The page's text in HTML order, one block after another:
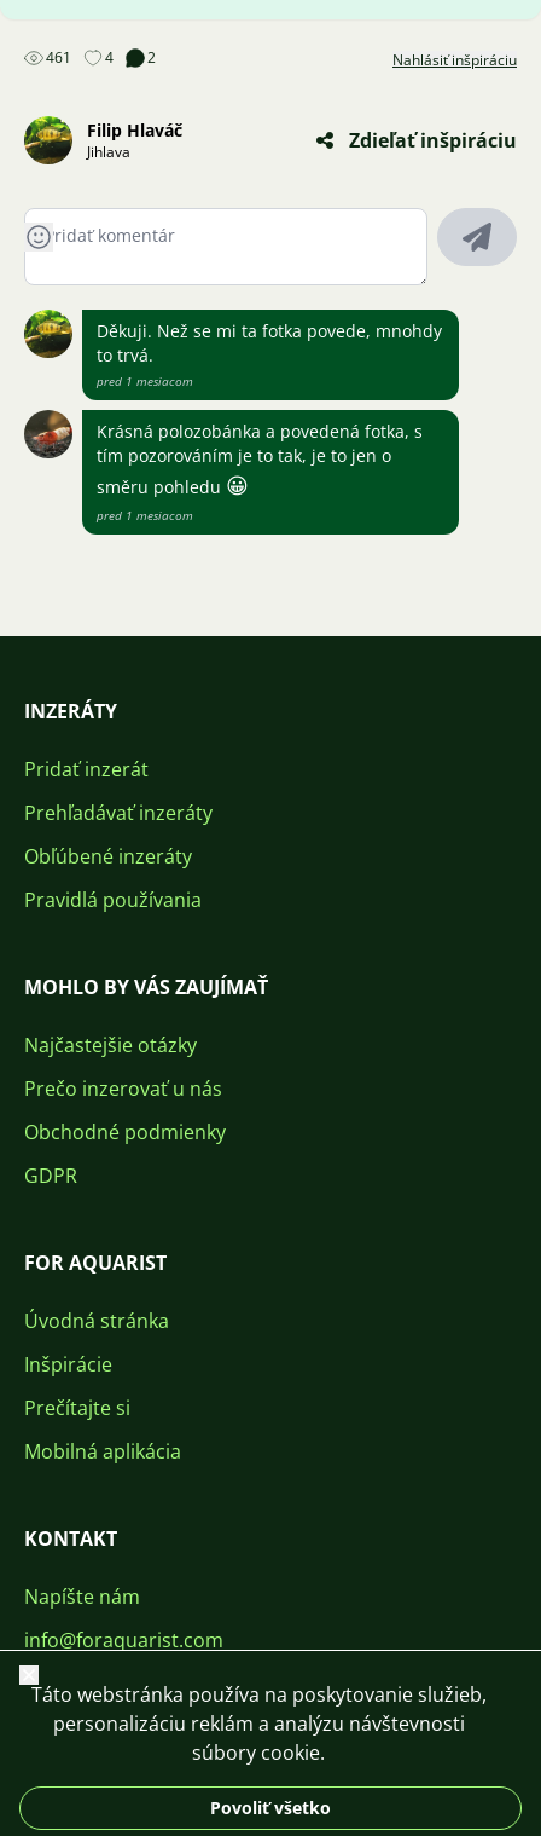
461 4 2 Nahlásiť inšpiráciu
Filip Hlaváč
Jihlava Zdieľať inšpiráciu
Děkuji. Než se mi ta fotka povede, mnohdy
to trvá.
pred 1 mesiacom
Krásná polozobánka a povedená fotka, s
tím pozorováním je to tak, je to jen o
směru pohledu 😀
pred 1 mesiacom
INZERÁTY
Pridať inzerát
Prehľadávať inzeráty
Obľúbené inzeráty
Pravidlá používania
MOHLO BY VÁS ZAUJÍMAŤ
Najčastejšie otázky
Prečo inzerovať u nás
Obchodné podmienky
GDPR
FOR AQUARIST
Úvodná stránka
Inšpirácie
Prečítajte si
Mobilná aplikácia
KONTAKT
Napíšte nám
info@foraquarist.com
+420 603 449 602
Zavrieť
Táto webstránka používa na poskytovanie služieb,
personalizáciu reklám a analýzu návštevnosti
súbory cookie.
Povoliť všetko